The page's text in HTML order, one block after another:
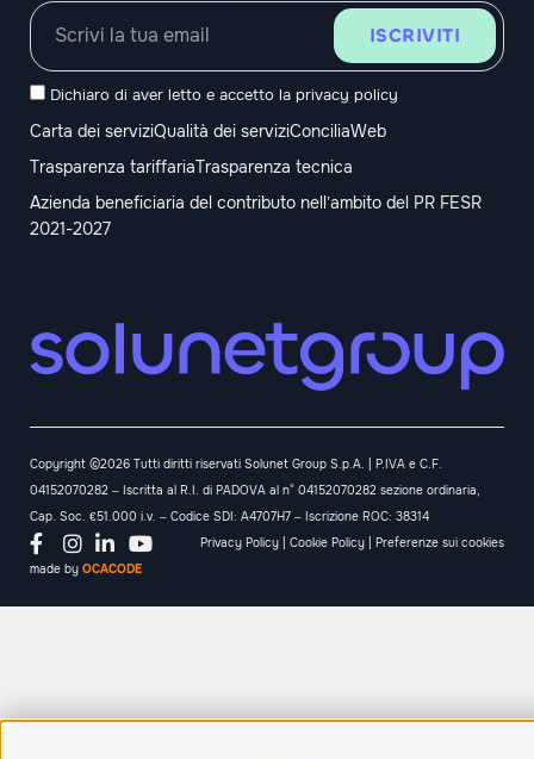
Dichiaro di aver letto e accetto la privacy policy
ISCRIVITI
Carta dei serviziQualità dei serviziConciliaWeb
Trasparenza tariffariaTrasparenza tecnica
Azienda beneficiaria del contributo nell’ambito del PR FESR
2021-2027
Copyright ©2026 Tutti diritti riservati Solunet Group S.p.A. | P.IVA e C.F.
04152070282 – Iscritta al R.I. di PADOVA al n° 04152070282 sezione ordinaria,
Cap. Soc. €51.000 i.v. – Codice SDI: A4707H7 – Iscrizione ROC: 38314
Privacy Policy
Cookie Policy
Preferenze sui cookies
made by OCACODE